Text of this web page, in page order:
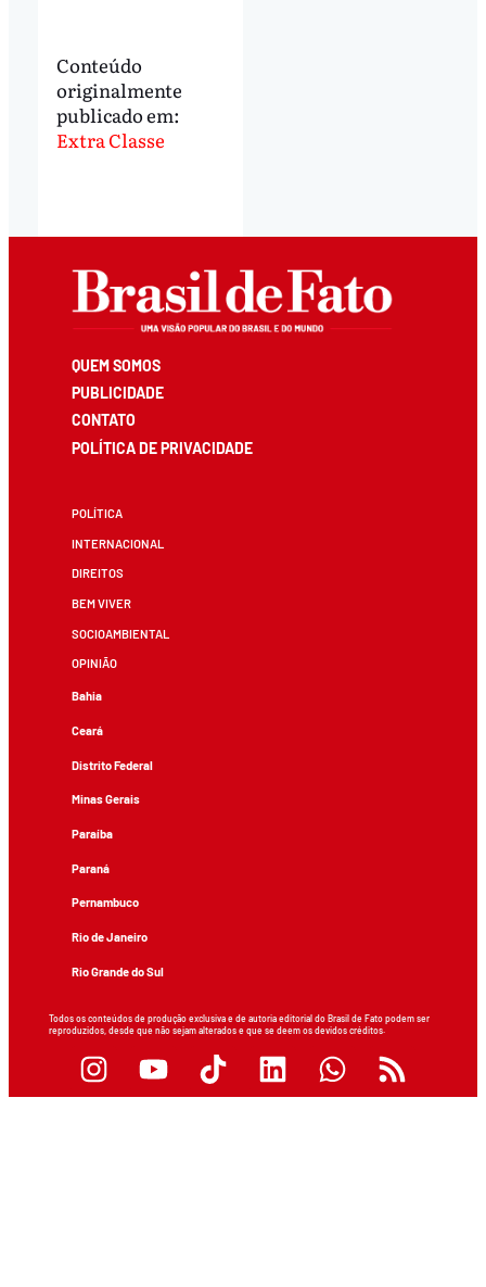
Conteúdo
originalmente
publicado em:
Extra Classe
QUEM SOMOS
PUBLICIDADE
CONTATO
POLÍTICA DE PRIVACIDADE
POLÍTICA
INTERNACIONAL
DIREITOS
BEM VIVER
SOCIOAMBIENTAL
OPINIÃO
Bahia
Ceará
Distrito Federal
Minas Gerais
Paraíba
Paraná
Pernambuco
Rio de Janeiro
Rio Grande do Sul
Todos os conteúdos de produção exclusiva e de autoria editorial do Brasil de Fato podem ser
reproduzidos, desde que não sejam alterados e que se deem os devidos créditos.